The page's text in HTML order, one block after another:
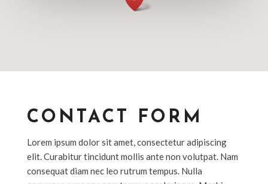
CONTACT FORM
Lorem ipsum dolor sit amet, consectetur adipiscing
elit. Curabitur tincidunt mollis ante non volutpat. Nam
consequat diam nec leo rutrum tempus. Nulla